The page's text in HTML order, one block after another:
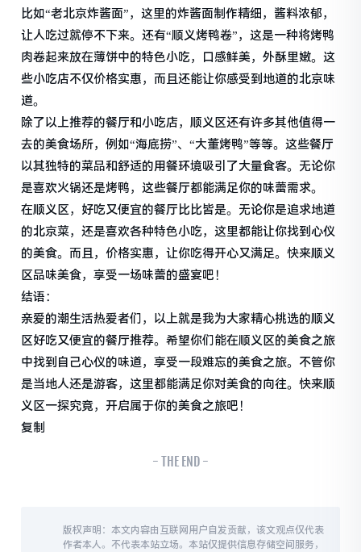
比如“老北京炸酱面”，这里的炸酱面制作精细，酱料浓郁，
让人吃过就停不下来。还有“顺义烤鸭卷”，这是一种将烤鸭
肉卷起来放在薄饼中的特色小吃，口感鲜美，外酥里嫩。这
些小吃店不仅价格实惠，而且还能让你感受到地道的北京味
道。
除了以上推荐的餐厅和小吃店，顺义区还有许多其他值得一
去的美食场所，例如“海底捞”、“大董烤鸭”等等。这些餐厅
以其独特的菜品和舒适的用餐环境吸引了大量食客。无论你
是喜欢火锅还是烤鸭，这些餐厅都能满足你的味蕾需求。
在顺义区，好吃又便宜的餐厅比比皆是。无论你是追求地道
的北京菜，还是喜欢各种特色小吃，这里都能让你找到心仪
的美食。而且，价格实惠，让你吃得开心又满足。快来顺义
区品味美食，享受一场味蕾的盛宴吧！
结语：
亲爱的潮生活热爱者们，以上就是我为大家精心挑选的顺义
区好吃又便宜的餐厅推荐。希望你们能在顺义区的美食之旅
中找到自己心仪的味道，享受一段难忘的美食之旅。不管你
是当地人还是游客，这里都能满足你对美食的向往。快来顺
义区一探究竟，开启属于你的美食之旅吧！
复制
- THE END -
版权声明：本文内容由互联网用户自发贡献，该文观点仅代表
作者本人。不代表本站立场。本站仅提供信息存储空间服务，